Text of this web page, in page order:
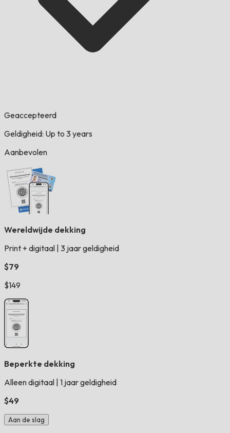
Geaccepteerd
Geldigheid: Up to 3 years
Aanbevolen
Wereldwijde dekking
Print + digitaal 3 jaar geldigheid
$79
$149
Beperkte dekking
Alleen digitaal 1 jaar geldigheid
$49
Aan de slag